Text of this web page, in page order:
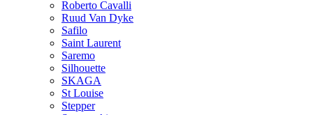
Roberto Cavalli
Ruud Van Dyke
Safilo
Saint Laurent
Saremo
Silhouette
SKAGA
St Louise
Stepper